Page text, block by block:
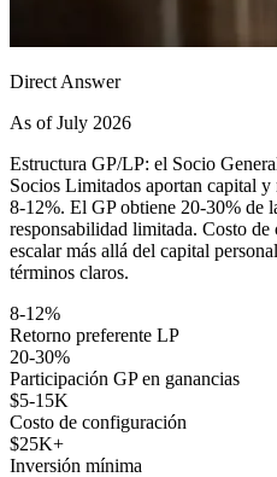
Direct Answer
As of July 2026
Estructura GP/LP: el Socio
Socios Limitados aportan capital y
8-12%. El GP obtiene 20-30% de
responsabilidad limitada. Costo
escalar más allá del capital
términos claros.
8-12%
Retorno preferente LP
20-30%
Participación GP en ganancias
$5-15K
Costo de configuración
$25K+
Inversión mínima